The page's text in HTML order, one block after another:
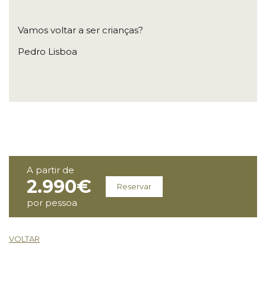
Vamos voltar a ser crianças?
Pedro Lisboa
A partir de
2.990€
por pessoa
Reservar
VOLTAR